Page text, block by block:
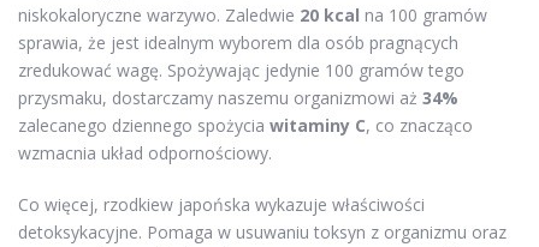
niskokaloryczne warzywo. Zaledwie 20 kcal na 100 gramów
sprawia, że jest idealnym wyborem dla osób pragnących
zredukować wagę. Spożywając jedynie 100 gramów tego
przysmaku, dostarczamy naszemu organizmowi aż 34%
zalecanego dziennego spożycia witaminy C, co znacząco
wzmacnia układ odpornościowy.
Co więcej, rzodkiew japońska wykazuje właściwości
detoksykacyjne. Pomaga w usuwaniu toksyn z organizmu oraz